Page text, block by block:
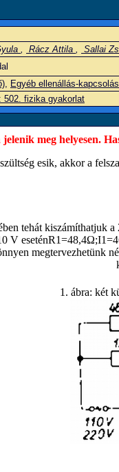
, Rácz Attila ,
Sallai
, Egyéb ellenállás-
502. fizika gyakorlat
jelenik meg helyesen.
esik, akkor a
tehát kiszámíthatjuk a
V eseténR1=48,4Ω;I1=4
megtervezhetünk
1. ábra: két